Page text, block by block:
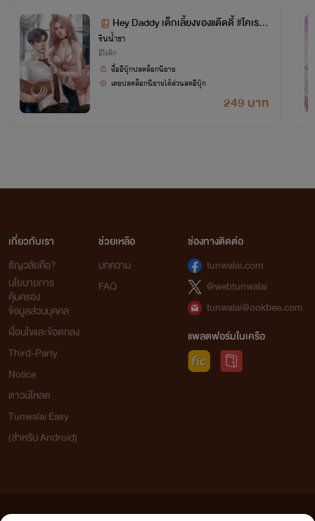
Hey Daddy เด็กเลี้ยงของแด๊ดดี้ #ไคเรน
อัยลิสา
รินน้ำชา
อีโรติก
249 บาท
ซื้ออีบุ๊กปลดล็อกนิยาย
เคยปลดล็อกนิยายได้ส่วนลดอีบุ๊ก
เกี่ยวกับเรา
ธัญวลัยคือ?
นโยบายการ
คุ้มครอง
ข้อมูลส่วนบุคคล
เงื่อนไขและข้อตกลง
Third-Party
Notice
ดาวน์โหลด
Tunwalai Easy
(สำหรับ Android)
ช่วยเหลือ
บทความ
FAQ
ช่องทางติดต่อ
tunwalai.com
@webtunwalai
tunwalai@ookbee.com
แพลตฟอร์มในเครือ